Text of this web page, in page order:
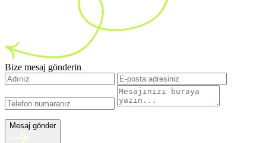
Bize mesaj gönderin
Mesaj gönder